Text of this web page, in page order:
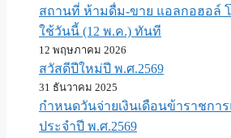
สถานที่ ห้ามดื่ม-ขาย แอลกอฮอล์
ใช้วันนี้ (12 พ.ค.) ทันที
12 พฤษภาคม 2026
สวัสดีปีใหม่ปี พ.ศ.2569
31 ธันวาคม 2025
กำหนดวันจ่ายเงินเดือนข้าราชกา
ประจำปี พ.ศ.​2569